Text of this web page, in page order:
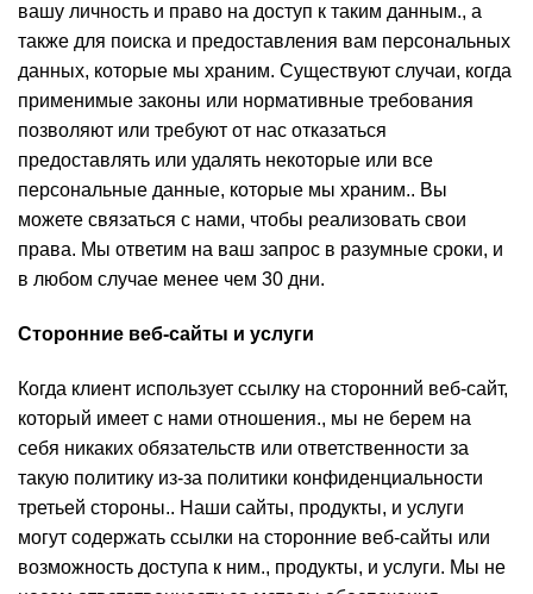
вашу личность и право на доступ к таким данным., а
также для поиска и предоставления вам персональных
данных, которые мы храним. Существуют случаи, когда
применимые законы или нормативные требования
позволяют или требуют от нас отказаться
предоставлять или удалять некоторые или все
персональные данные, которые мы храним.. Вы
можете связаться с нами, чтобы реализовать свои
права. Мы ответим на ваш запрос в разумные сроки, и
в любом случае менее чем 30 дни.
Сторонние веб-сайты и услуги
Когда клиент использует ссылку на сторонний веб-сайт,
который имеет с нами отношения., мы не берем на
себя никаких обязательств или ответственности за
такую ​​политику из-за политики конфиденциальности
третьей стороны.. Наши сайты, продукты, и услуги
могут содержать ссылки на сторонние веб-сайты или
возможность доступа к ним., продукты, и услуги. Мы не